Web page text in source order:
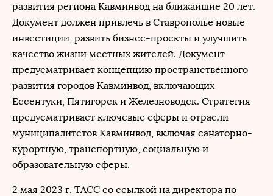
развития региона Кавминвод на ближайшие 20 лет.
Документ должен привлечь в Ставрополье новые
инвестиции, развить бизнес-проекты и улучшить
качество жизни местных жителей. Документ
предусматривает концепцию пространственного
развития городов Кавминвод, включающих
Ессентуки, Пятигорск и Железноводск. Стратегия
предусматривает ключевые сферы и отрасли
муниципалитетов Кавминвод, включая санаторно-
курортную, транспортную, социальную и
образовательную сферы.
2 мая 2023 г. ТАСС со ссылкой на директора по